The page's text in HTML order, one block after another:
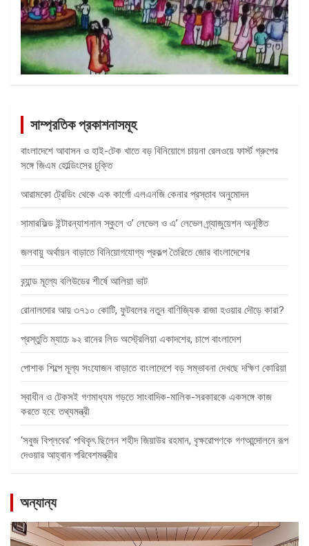
সাম্প্রতিক প্রকাশনাসমূহ
বাংলাদেশে আবাসন ও হাই-টেক খাতে বড় বিনিয়োগে চায়না রেলওয়ে ফার্স্ট গ্রুপের
সঙ্গে জিএম হোল্ডিংসের চুক্তি
আরামকো ট্রেডিং থেকে এক কার্গো এলএনজি কেনার প্রস্তাব অনুমোদন
সামারফিল্ড ইন্টারন্যাশনাল স্কুলে ও’ লেভেল ও এ’ লেভেল গ্র্যাজুয়েশন অনুষ্ঠিত
জলবায়ু অর্থায়ন বাড়াতে বিনিয়োগযোগ্য প্রকল্প তৈরিতে জোর বাংলাদেশের
ব্র্যান্ড মূল্যে বলিউডের শীর্ষে আলিয়া ভাট
রোনালদোর আয় ৩৭১০ কোটি, ফুটবলের নতুন বাণিজ্যিক রাজা হওয়ার দৌড়ে কারা?
প্রস্তুতি ম্যাচে ৯২ রানের লিড অস্ট্রেলিয়া একাদশের, চাপে বাংলাদেশ
পোশাক শিল্পে মূল্য সংযোজন বাড়াতে বাংলাদেশে বড় সম্ভাবনা দেখছে দক্ষিণ কোরিয়া
স্বাধীন ও টেকসই গণমাধ্যম গড়তে সাংবাদিক-মালিক-সরকারকে একসঙ্গে কাজ
করতে হবে: তথ্যমন্ত্রী
‘সবুজ বিপ্লবের’ পথিকৃৎ ছিলেন শহীদ জিয়াউর রহমান, বৃক্ষরোপণকে গণআন্দোলনে রূপ
দেওয়ার আহ্বান পরিবেশমন্ত্রীর
অন্যান্য